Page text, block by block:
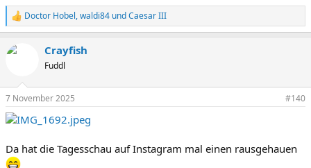
R
e
k
o
n
e
n
Doctor Hobel,waldi84 undCaesar III
Crayfish
Fuddl
7 November 2025 #140
Da hat die Tagesschau auf Instagram mal einen rausgehauen